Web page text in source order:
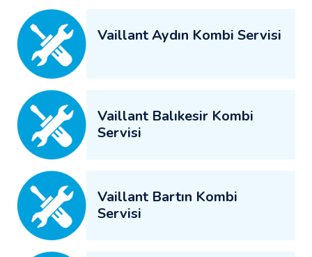
Vaillant Aydın Kombi Servisi
Vaillant Balıkesir Kombi
Servisi
Vaillant Bartın Kombi
Servisi